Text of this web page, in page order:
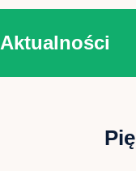
Aktualności